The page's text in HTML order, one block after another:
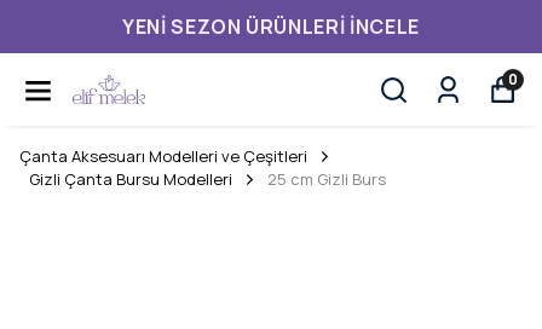
YENI SEZON ÜRÜNLERI İNCELE
0
Çanta Aksesuarı Modelleri ve Çeşitleri
Gizli Çanta Bursu Modelleri
25 cm Gizli Burs